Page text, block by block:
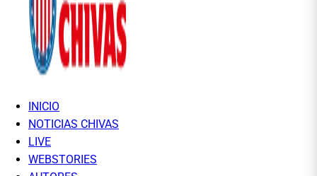
INICIO
NOTICIAS CHIVAS
LIVE
WEBSTORIES